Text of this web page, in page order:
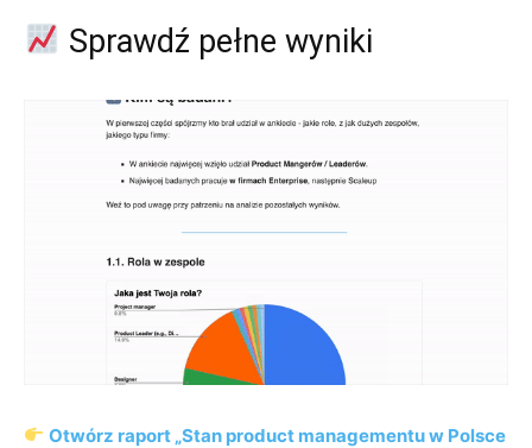
Sprawdź pełne wyniki
Otwórz raport „Stan product managementu w Polsce